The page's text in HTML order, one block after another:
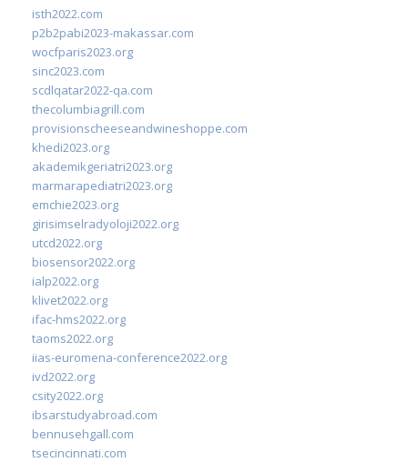
isth2022.com
p2b2pabi2023-makassar.com
wocfparis2023.org
sinc2023.com
scdlqatar2022-qa.com
thecolumbiagrill.com
provisionscheeseandwineshoppe.com
khedi2023.org
akademikgeriatri2023.org
marmarapediatri2023.org
emchie2023.org
girisimselradyoloji2022.org
utcd2022.org
biosensor2022.org
ialp2022.org
klivet2022.org
ifac-hms2022.org
taoms2022.org
iias-euromena-conference2022.org
ivd2022.org
csity2022.org
ibsarstudyabroad.com
bennusehgall.com
tsecincinnati.com